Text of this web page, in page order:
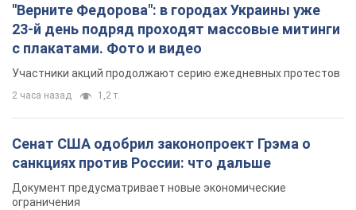
"Верните Федорова": в городах Украины уже
23-й день подряд проходят массовые митинги
с плакатами. Фото и видео
Участники акций продолжают серию ежедневных протестов
2 часа назад 1,2 т.
Сенат США одобрил законопроект Грэма о
санкциях против России: что дальше
Документ предусматривает новые экономические
ограничения